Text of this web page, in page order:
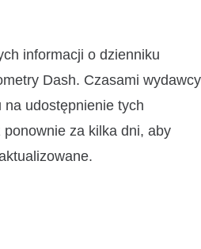
informacji o dzienniku
Dash. Czasami wydawcy
udostępnienie tych
za kilka dni, aby